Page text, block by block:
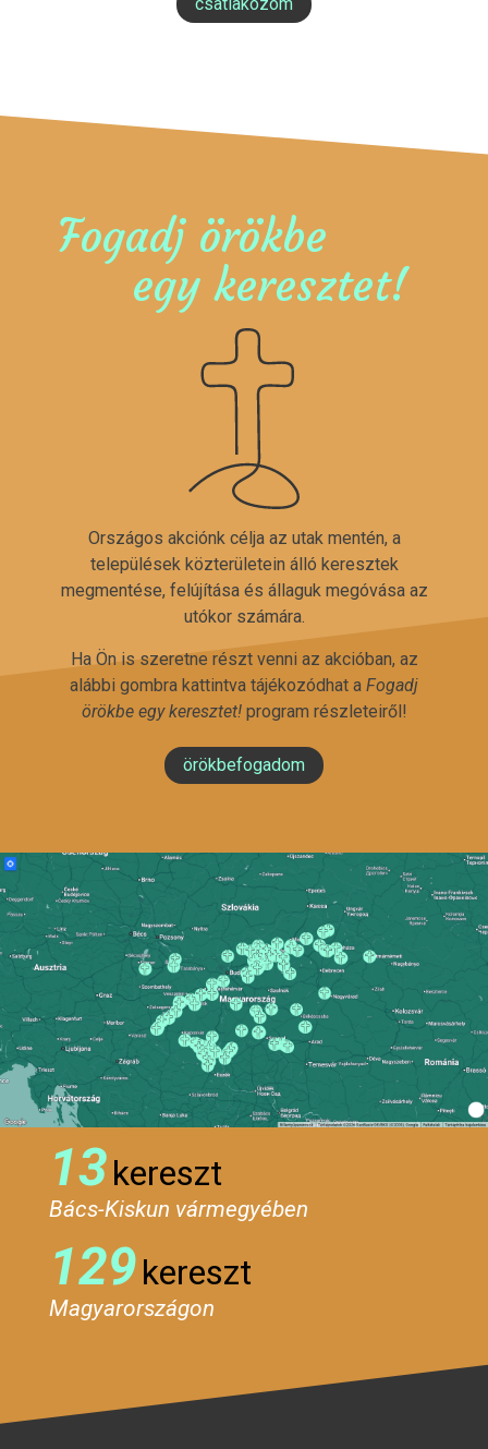
csatlakozom
Fogadj örökbe
egy keresztet!
Országos akciónk célja az utak mentén, a
települések közterületein álló keresztek
megmentése, felújítása és állaguk megóvása az
utókor számára.
Ha Ön is szeretne részt venni az akcióban, az
alábbi gombra kattintva tájékozódhat a Fogadj
örökbe egy keresztet!program részleteiről!
örökbefogadom
13kereszt
Bács-Kiskun vármegyében
129kereszt
Magyarországon